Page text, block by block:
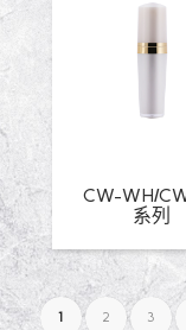
CW-WH/
系列
1 2 3